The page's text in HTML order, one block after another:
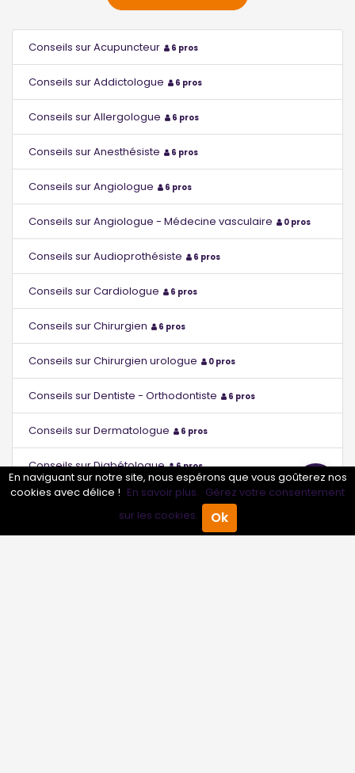
Annuaire Pro Agenda
Conseils sur Acupuncteur 6 pros
Conseils sur Addictologue 6 pros
Conseils sur Allergologue 6 pros
Conseils sur Anesthésiste 6 pros
Conseils sur Angiologue 6 pros
Conseils sur Angiologue - Médecine vasculaire 0 pros
Conseils sur Audioprothésiste 6 pros
Conseils sur Cardiologue 6 pros
Conseils sur Chirurgien 6 pros
Conseils sur Chirurgien urologue 0 pros
Conseils sur Dentiste - Orthodontiste 6 pros
Conseils sur Dermatologue 6 pros
Conseils sur Diabétologue 6 pros
Conseils sur Échographiste
Conseils sur Endocrinologue 6 pros
En naviguant sur notre site, nous espérons que vous goûterez nos
cookies avec délice ! En savoir plus. Gérez votre consentement
sur les cookies.
Ok